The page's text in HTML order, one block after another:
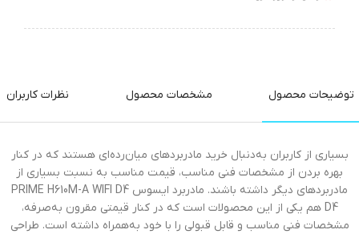
توضیحات محصول مشخصات محصول نظرات کاربران
بسیاری از کاربران به‌دنبال خرید مادربرد‌های میان‌رده‌ای هستند که در کنار
بهره بردن از مشخصات فنی مناسب، قیمت مناسب به نسبت بسیاری از
مادربرد‌های دیگر داشته باشند. مادربرد ایسوس PRIME H610M-A WIFI D4
D4 هم یکی از این محصولات است که در کنار قیمتی مقرون به‌صرفه،
مشخصات فنی مناسب و قابل قبولی را با خود به‌همراه داشته است. طراحی